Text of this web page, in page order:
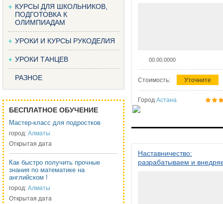
КУРСЫ ДЛЯ ШКОЛЬНИКОВ,
ПОДГОТОВКА К
ОЛИМПИАДАМ
УРОКИ И КУРСЫ РУКОДЕЛИЯ
УРОКИ ТАНЦЕВ
РАЗНОЕ
БЕСПЛАТНОЕ ОБУЧЕНИЕ
Мастер-класс для подростков
город: Алматы
Открытая дата
Как быстро получить прочные
знания по математике на
английском !
город: Алматы
Открытая дата
00.00.0000
Стоимость: Уточните
Город Астана
Наставничество:
разрабатываем и